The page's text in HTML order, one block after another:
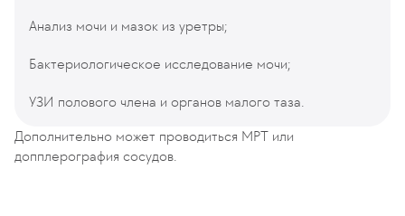
Анализ мочи и мазок из уретры;
Бактериологическое исследование мочи;
УЗИ полового члена и органов малого таза.
Дополнительно может проводиться МРТ или
допплерография сосудов.